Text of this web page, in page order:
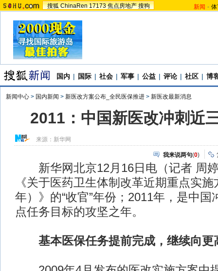
搜狐 ChinaRen 17173 焦点房地产 搜狗 新闻 -
国内 | 国际 | 社会 | 军事 | 公益 | 评论 | 社区 | 博
新闻中心 > 国内新闻 > 新医改方案公布_全民医保推进 > 新医改最新消息
2011：中国新医改冲刺近
来源： 新华网
我来说两句(0)
新华网北京12月16日电（记者 周婷
《关于医药卫生体制改革近期重点实
年）》的“收官”年份；2011年，是中国
点任务目标的攻坚之年。
基本医保任务提前完成，继续向更